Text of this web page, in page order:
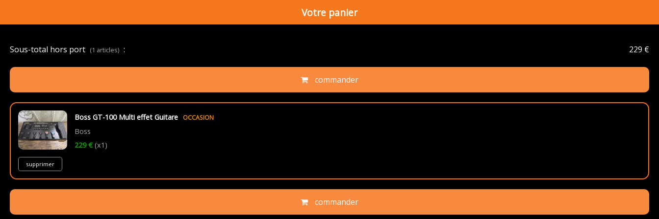
Votre panier
Sous-total hors port (1 articles) : 229 €
commander
Boss GT-100 Multi effet Guitare OCCASION
Boss
229 € (x1)
supprimer
commander